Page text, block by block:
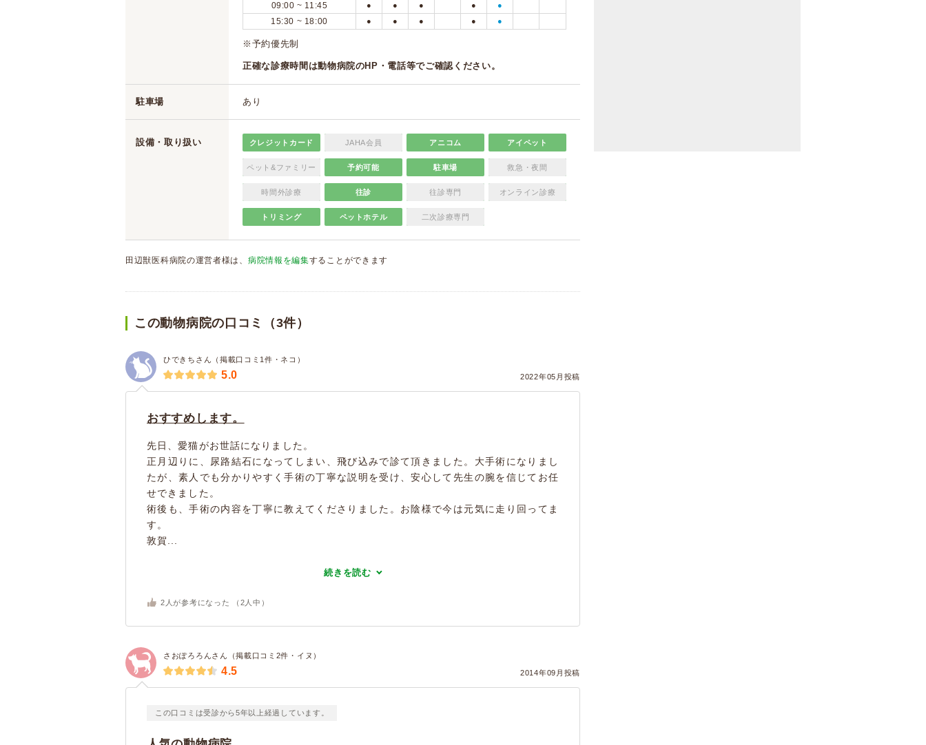
09:00 ~ 11:45
● ● ● ● ●
15:30 ~ 18:00 ● ● ● ● ●
※予約優先制
正確な診療時間は動物病院のHP・電話等でご確認ください。
駐車場 あり
設備・取り扱い クレジットカード JAHA会員 アニコム アイペット
ペット&ファミリー 予約可能 駐車場 救急・夜間
時間外診療 往診 往診専門 オンライン診療
トリミング ペットホテル 二次診療専門
田辺獣医科病院の運営者様は、 病院情報を編集することができます
この動物病院の口コミ（3件）
ひできちさん（掲載口コミ1件・ネコ）
2022年05月投稿
5.0
おすすめします。
先日、愛猫がお世話になりました。
正月辺りに、尿路結石になってしまい、飛び込みで診て頂きました。大手術になりまし
たが、素人でも分かりやすく手術の丁寧な説明を受け、安心して先生の腕を信じてお任
せできました。
術後も、手術の内容を丁寧に教えてくださりました。お陰様で今は元気に走り回ってま
す。
敦賀...
続きを読む
2 人が参考になった （ 2 人中）
さおぽろろんさん（掲載口コミ2件・イヌ）
2014年09月投稿
4.5
この口コミは受診から5年以上経過しています。